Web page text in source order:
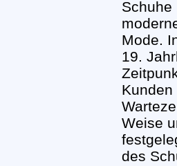
Schuhe
Mode.
19.
Weise
des